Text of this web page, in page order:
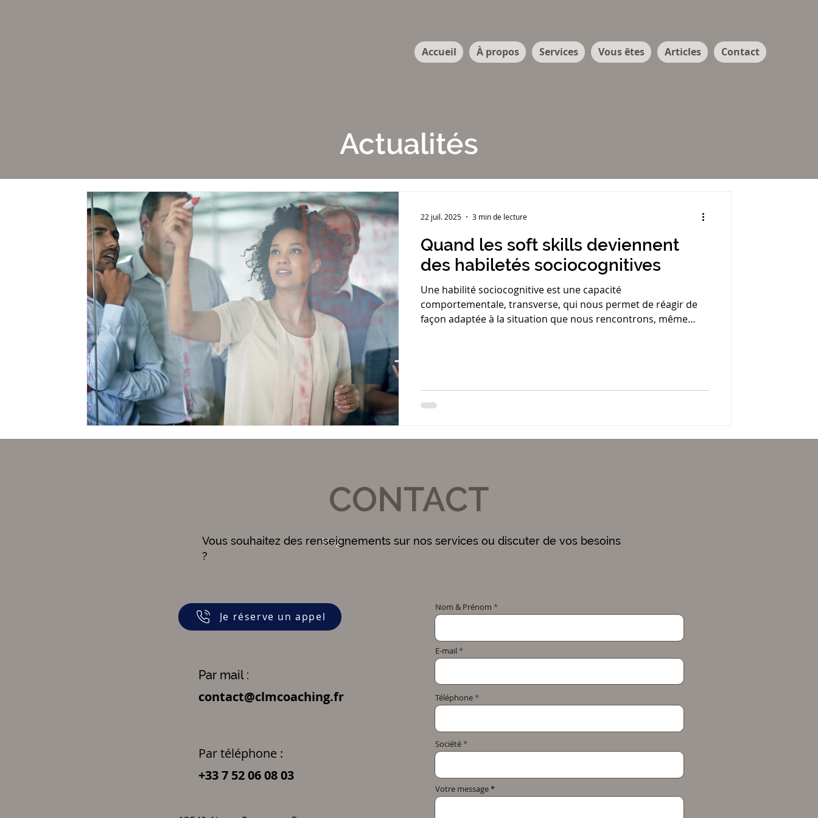
Accueil À propos Services Vous êtes Articles Contact
Actualités
Quand les soft skills deviennent
des habiletés sociocognitives
Une habilité sociocognitive est une capacité
comportementale, transverse, qui nous permet de réagir de
façon adaptée à la situation que nous rencontrons, même
22 juil. 2025 3 min de lecture
CONTACT
Blog
Vous souhaitez des renseignements sur nos services ou discuter de vos besoins
?
Je réserve un appel
Par mail :
contact@clmcoaching.fr
Par téléphone :
+33 7 52 06 08 03
Nom & Prénom
E-mail
Téléphone
Société
Votre message